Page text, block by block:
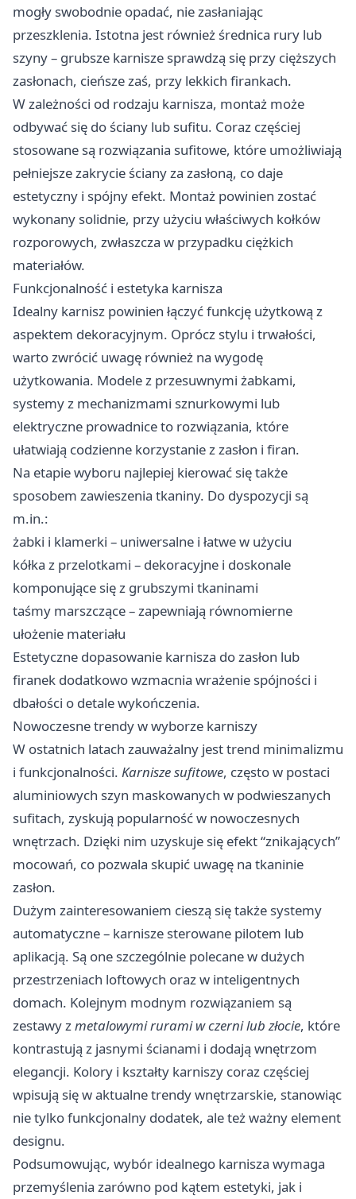
mogły swobodnie opadać, nie zasłaniając
przeszklenia. Istotna jest również średnica rury lub
szyny – grubsze karnisze sprawdzą się przy cięższych
zasłonach, cieńsze zaś, przy lekkich firankach.
W zależności od rodzaju karnisza, montaż może
odbywać się do ściany lub sufitu. Coraz częściej
stosowane są rozwiązania sufitowe, które umożliwiają
pełniejsze zakrycie ściany za zasłoną, co daje
estetyczny i spójny efekt. Montaż powinien zostać
wykonany solidnie, przy użyciu właściwych kołków
rozporowych, zwłaszcza w przypadku ciężkich
materiałów.
Funkcjonalność i estetyka karnisza
Idealny karnisz powinien łączyć funkcję użytkową z
aspektem dekoracyjnym. Oprócz stylu i trwałości,
warto zwrócić uwagę również na wygodę
użytkowania. Modele z przesuwnymi żabkami,
systemy z mechanizmami sznurkowymi lub
elektryczne prowadnice to rozwiązania, które
ułatwiają codzienne korzystanie z zasłon i firan.
Na etapie wyboru najlepiej kierować się także
sposobem zawieszenia tkaniny. Do dyspozycji są
m.in.:
żabki i klamerki – uniwersalne i łatwe w użyciu
kółka z przelotkami – dekoracyjne i doskonale
komponujące się z grubszymi tkaninami
taśmy marszczące – zapewniają równomierne
ułożenie materiału
Estetyczne dopasowanie karnisza do zasłon lub
firanek dodatkowo wzmacnia wrażenie spójności i
dbałości o detale wykończenia.
Nowoczesne trendy w wyborze karniszy
W ostatnich latach zauważalny jest trend minimalizmu
i funkcjonalności. Karnisze sufitowe, często w postaci
aluminiowych szyn maskowanych w podwieszanych
sufitach, zyskują popularność w nowoczesnych
wnętrzach. Dzięki nim uzyskuje się efekt “znikających”
mocowań, co pozwala skupić uwagę na tkaninie
zasłon.
Dużym zainteresowaniem cieszą się także systemy
automatyczne – karnisze sterowane pilotem lub
aplikacją. Są one szczególnie polecane w dużych
przestrzeniach loftowych oraz w inteligentnych
domach. Kolejnym modnym rozwiązaniem są
zestawy zmetalowymi rurami w czerni lub złocie, które
kontrastują z jasnymi ścianami i dodają wnętrzom
elegancji. Kolory i kształty karniszy coraz częściej
wpisują się w aktualne trendy wnętrzarskie, stanowiąc
nie tylko funkcjonalny dodatek, ale też ważny element
designu.
Podsumowując, wybór idealnego karnisza wymaga
przemyślenia zarówno pod kątem estetyki, jak i